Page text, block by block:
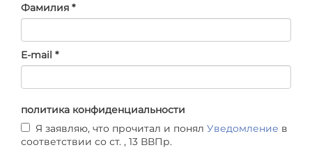
Фамилия *
E-mail *
политика конфиденциальности
Я заявляю, что прочитал и понял Уведомление в
соответствии со ст. , 13 ВВПр.